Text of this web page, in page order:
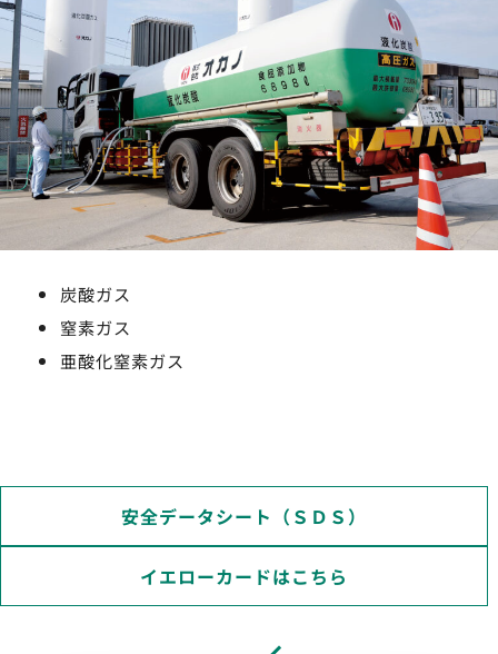
炭酸ガス
窒素ガス
亜酸化窒素ガス
安全データシート（ＳＤＳ）
イエローカードはこちら